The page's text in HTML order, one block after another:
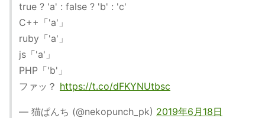
true ? 'a' : false ? 'b' : 'c'
C++「'a'」
ruby「'a'」
js「'a'」
PHP「'b'」
ファッ？ https://t.co/dFKYNUtbsc
— 猫ぱんち (@nekopunch_pk) 2019年6月18日